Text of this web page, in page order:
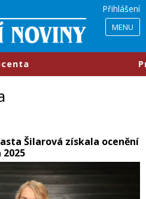
Přihlášení
MENU
​Průmyslové parky se
Šilarová získala ocenění